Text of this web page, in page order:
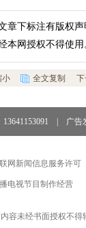
章下标注有版权
本网授权不得使用
小 全文复制
| 广告
网新闻信息服务许可
电视节目制作经营
容未经书面授权不得